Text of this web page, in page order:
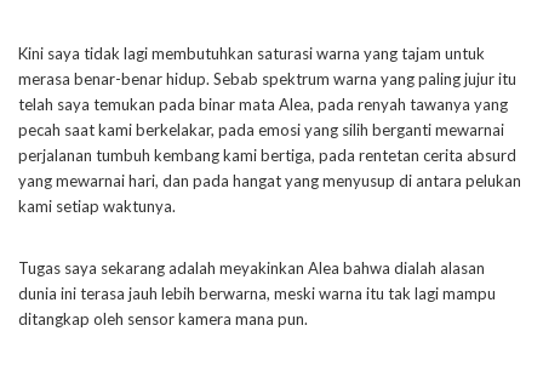
Kini saya tidak lagi membutuhkan saturasi warna yang tajam untuk
merasa benar-benar hidup. Sebab spektrum warna yang paling jujur itu
telah saya temukan pada binar mata Alea, pada renyah tawanya yang
pecah saat kami berkelakar, pada emosi yang silih berganti mewarnai
perjalanan tumbuh kembang kami bertiga, pada rentetan cerita absurd
yang mewarnai hari, dan pada hangat yang menyusup di antara pelukan
kami setiap waktunya.
Tugas saya sekarang adalah meyakinkan Alea bahwa dialah alasan
dunia ini terasa jauh lebih berwarna, meski warna itu tak lagi mampu
ditangkap oleh sensor kamera mana pun.